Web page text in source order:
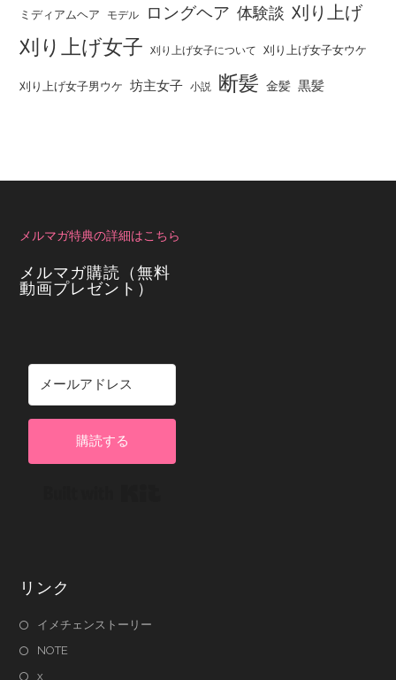
ミディアムヘア モデル ロングヘア 体験談 刈り上げ
刈り上げ女子 刈り上げ女子について 刈り上げ女子女ウケ
刈り上げ女子男ウケ 坊主女子 小説 断髪 金髪 黒髪
メルマガ特典の詳細はこちら
メルマガ購読（無料
動画プレゼント）
購読する
リンク
イメチェンストーリー
NOTE
x